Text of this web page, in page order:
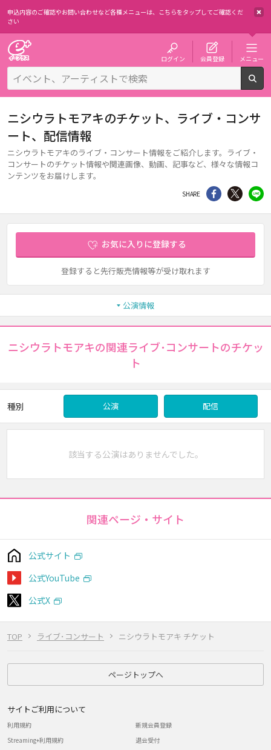
申込内容のご確認やお問い合わせなど各種メニューは、 こちらをタップしてご確認くだ
さい
ログイン 会員登録 メニュー
TOP ライブ･コンサート ニシウラトモアキ チケット
ニシウラトモアキのチケット、ライブ・コンサ
ート、配信情報
ニシウラトモアキのライブ・コンサート情報をご紹介します。ライブ・
コンサートのチケット情報や関連画像、動画、記事など、様々な情報コ
ンテンツをお届けします。
SHARE シェア Twitter
お気に入りに登録する
登録すると先行販売情報等が受け取れます
公演情報
ニシウラトモアキの関連ライブ･コンサートのチケッ
ト
種別 公演 配信
該当する公演はありませんでした。
関連ページ・サイト
公式サイト
公式YouTube
公式X
ページトップへ
サイトご利用について
利用規約
Streaming+利用規約
新規会員登録
退会受付